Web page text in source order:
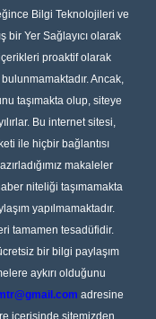
Bilgi Teknolojileri ve
bir Yer Sağlayıcı olarak
proaktif olarak
Ancak,
taşımakta olup, siteye
Bu internet sitesi,
ile hiçbir bağlantısı
makaleler
niteliği taşımamakta
yapılmamaktadır.
tamamen tesadüfidir.
bir bilgi paylaşım
aykırı olduğunu
adresine
içerisinde sitemizden